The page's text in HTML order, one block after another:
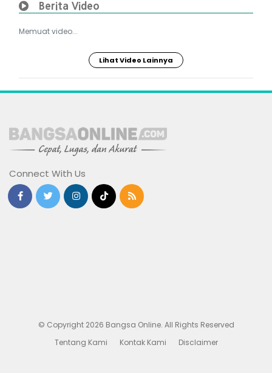
Berita Video
Memuat video...
Lihat Video Lainnya
Connect With Us
© Copyright 2026 Bangsa Online. All Rights Reserved
Tentang Kami
Kontak Kami Disclaimer